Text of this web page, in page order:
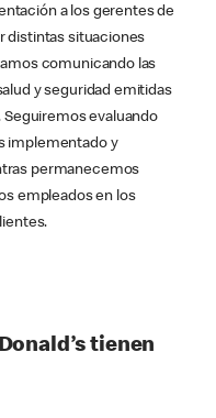
a los gerentes de
distintas situaciones
comunicando las
y seguridad emitidas
Seguiremos evaluando
implementado y
permanecemos
empleados en los
tienen